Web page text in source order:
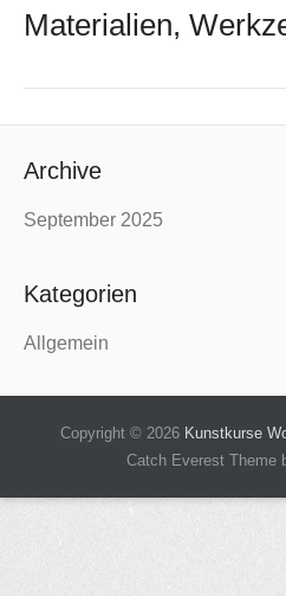
Materialien,
Archive
September 2025
Kategorien
Allgemein
Copyright © 2026 Kunstkurse
Catch Everest Theme